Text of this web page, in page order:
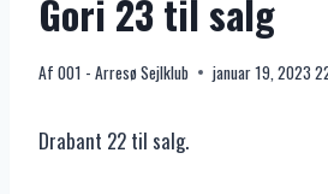
Gori 23 til salg
Af 001 - Arresø Sejlklub januar 19, 2023
Drabant 22 til salg.